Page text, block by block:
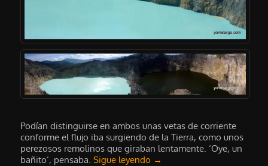
Podían distinguirse en ambos unas vetas de corriente
conforme el flujo iba surgiendo de la Tierra, como unos
perezosos remolinos que giraban lentamente. ‘Oye, un
bañito’, pensaba.Sigue leyendo →